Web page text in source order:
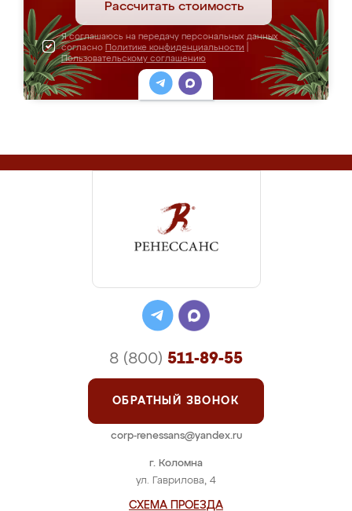
Рассчитать стоимость
Я соглашаюсь на передачу персональных данных
согласно Политике конфиденциальности
Пользовательскому соглашению
г. Коломна
ул. Гаврилова, 4
СХЕМА ПРОЕЗДА
8 (800) 511-89-55
ОБРАТНЫЙ ЗВОНОК
corp-renessans@yandex.ru